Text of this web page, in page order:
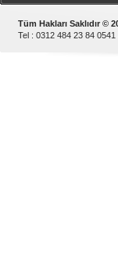
Tüm Hakları Saklıdır ©
Tel : 0312 484 23 84